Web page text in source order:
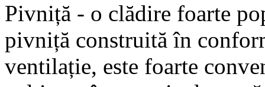
Pivniță - o clădire foarte
pivniță construită în
ventilație, este foarte